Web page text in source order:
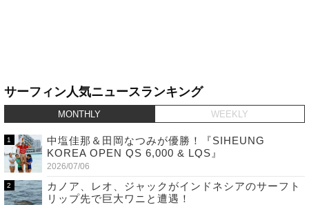
サーフィン人気ニュースランキング
MONTHLY WEEKLY
中塩佳那＆田岡なつみが優勝！『SIHEUNG
KOREA OPEN QS 6,000 & LQS』
2026/07/06
カノア、レオ、ジャックがインドネシアのサーフト
リップ先で巨大ワニと遭遇！